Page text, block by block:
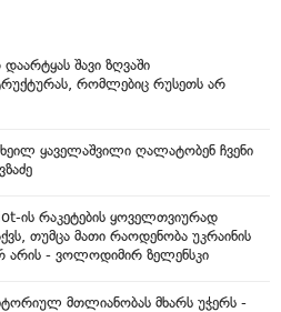
შავი ზღვაში
რომლებიც რუსეთს არ
ყაველაშვილი ღალატობენ ჩვენი
ის რაკეტების ყოველთვიურად
თუმცა მათი რაოდენობა უკრაინის
არის - ვოლოდიმირ ზელენსკი
მთლიანობას მხარს უჭერს -